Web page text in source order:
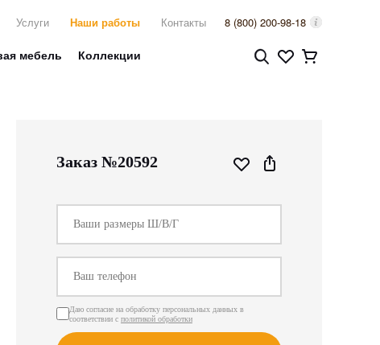
Услуги Наши работы Контакты 8 (800) 200-98-18
мебель Коллекции
Заказ №20592
Даю согласие на обработку персональных данных в
соответствии с политикой обработки